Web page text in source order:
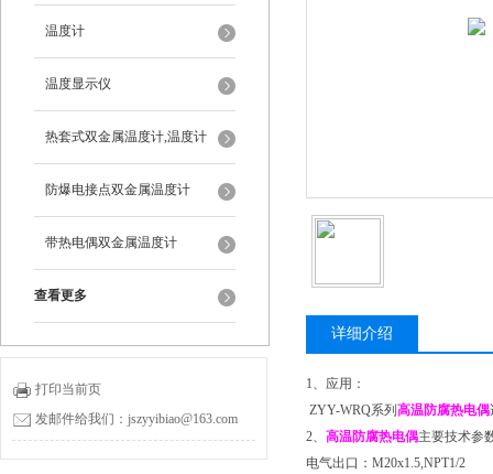
温度计
温度显示仪
热套式双金属温度计,温度计
防爆电接点双金属温度计
带热电偶双金属温度计
查看更多
打印当前页
发邮件给我们：jszyyibiao@163.com
详细介绍
1、应用：
ZYY-WRQ系列 高温防腐热电偶
2、 高温防腐热电偶主要技术参
电气出口：M20x1.5,NPT1/2